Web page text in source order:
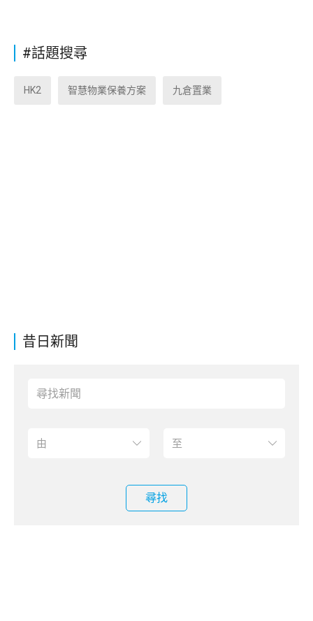
昔日新聞
尋找
#話題搜尋
HK2 智慧物業保養方案 九倉置業